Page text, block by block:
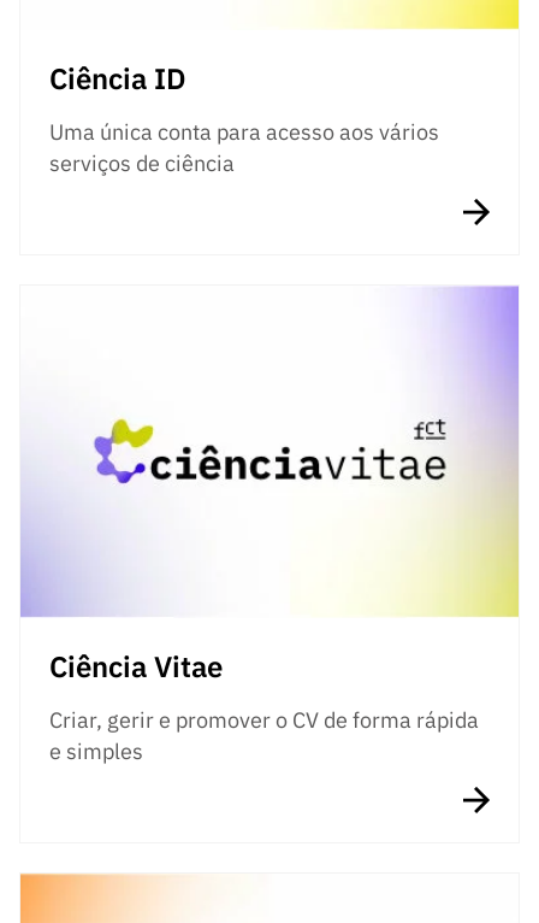
Ciência ID
Uma única conta para acesso aos vários
serviços de ciência
Ciência Vitae
Criar, gerir e promover o CV de forma rápida
e simples